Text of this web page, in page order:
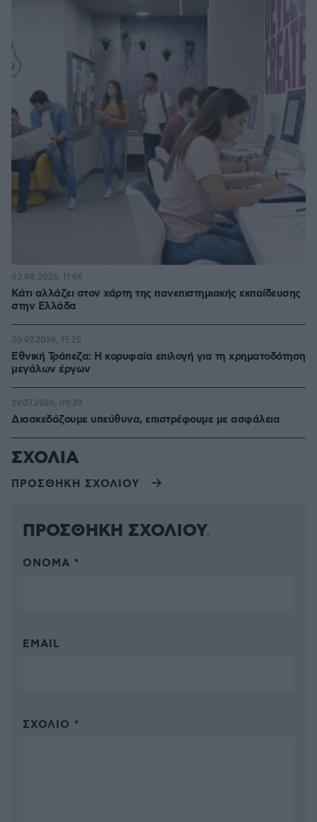
Κάτι αλλάζει στον χάρτη της πανεπιστημιακής εκπαίδευσης
στην Ελλάδα
03.08.2026, 11:06
Εθνική Τράπεζα: Η κορυφαία επιλογή για τη χρηματοδότηση
μεγάλων έργων
30.07.2026, 15:25
Διασκεδάζουμε υπεύθυνα, επιστρέφουμε με ασφάλεια
29.07.2026, 09:39
ΣΧΟΛΙΑ
ΠΡΟΣΘΗΚΗ ΣΧΟΛΙΟΥ
ΠΡΟΣΘΗΚΗ ΣΧΟΛΙΟΥ
ΌΝΟΜΑ *
EMAIL
ΣΧΌΛΙΟ *